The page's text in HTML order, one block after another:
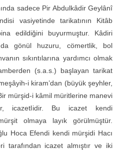
sadece Pir Abdulkâdir Geylânî
vasiyetinde tarikatının Kitâb
edildiğini buyurmuştur. Kâdiri
da gönül huzuru, cömertlik, bol
sıkıntılarına yardımcı olmak
(s.a.s.) başlayan tarikat
i kiram’dan (büyük şeyhler,
mürşid-i kâmil müritlerine manevi
icazetlidir. Bu icazet kendi
olmaya layık görülmüştür.
Hoca Efendi kendi mürşidi Hacı
tarafından icazet almıştır ve iki